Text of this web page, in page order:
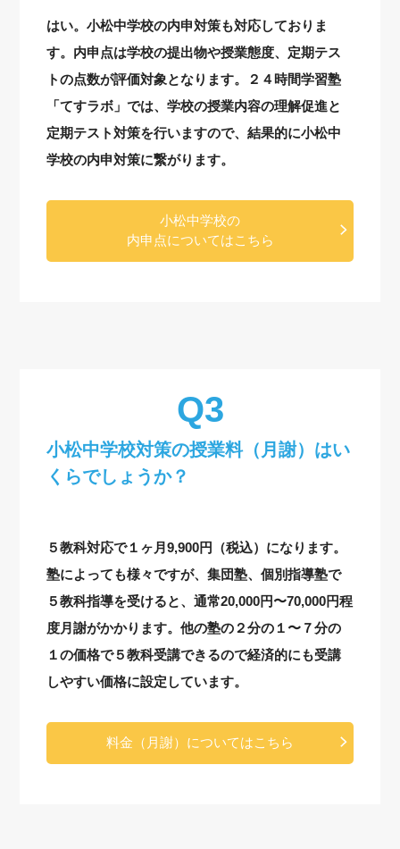
はい。小松中学校の内申対策も対応しておりま
す。内申点は学校の提出物や授業態度、定期テス
トの点数が評価対象となります。２４時間学習塾
「てすラボ」では、学校の授業内容の理解促進と
定期テスト対策を行いますので、結果的に小松中
学校の内申対策に繋がります。
小松中学校の
内申点についてはこちら
小松中学校対策の授業料（月謝）はい
くらでしょうか？
５教科対応で１ヶ月9,900円（税込）になります。
塾によっても様々ですが、集団塾、個別指導塾で
５教科指導を受けると、通常20,000円〜70,000円程
度月謝がかかります。他の塾の２分の１〜７分の
１の価格で５教科受講できるので経済的にも受講
しやすい価格に設定しています。
料金（月謝）についてはこちら